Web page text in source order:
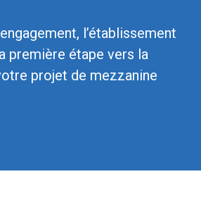
l’établissement
première étape vers la
projet de mezzanine